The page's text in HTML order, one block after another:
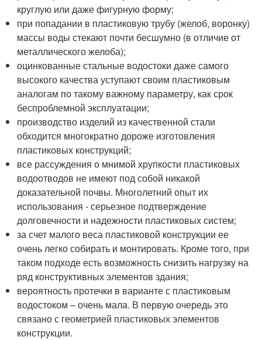
круглую или даже фигурную форму;
при попадании в пластиковую трубу (желоб, воронку)
массы воды стекают почти бесшумно (в отличие от
металлического желоба);
оцинкованные стальные водостоки даже самого
высокого качества уступают своим пластиковым
аналогам по такому важному параметру, как срок
беспроблемной эксплуатации;
производство изделий из качественной стали
обходится многократно дороже изготовления
пластиковых конструкций;
все рассуждения о мнимой хрупкости пластиковых
водоотводов не имеют под собой никакой
доказательной почвы. Многолетний опыт их
использования - серьезное подтверждение
долговечности и надежности пластиковых систем;
за счет малого веса пластиковой конструкции ее
очень легко собирать и монтировать. Кроме того, при
таком подходе есть возможность снизить нагрузку на
ряд конструктивных элементов здания;
вероятность протечки в варианте с пластиковым
водостоком – очень мала. В первую очередь это
связано с геометрией пластиковых элементов
конструкции.